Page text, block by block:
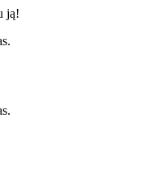
ją!